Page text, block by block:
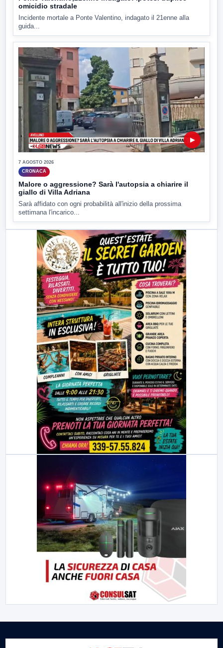
omicidio stradale
Incidente mortale a Ponte Valentino, indagato il 21enne alla
guida...
▶
7 AGOSTO 2026
CRONACA
Malore o aggressione? Sarà l'autopsia a chiarire il
giallo di Villa Adriana
Sarà affidato con ogni probabilità all'inizio della prossima
settimana l'incarico...